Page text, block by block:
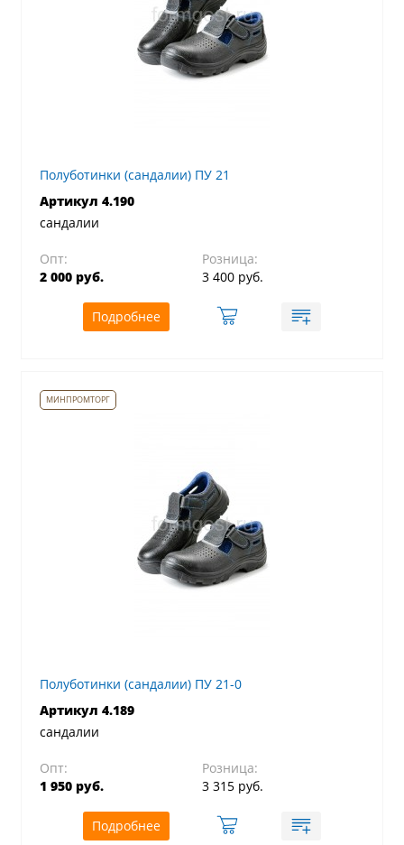
Полуботинки (сандалии) ПУ 21
Артикул 4.190
сандалии
Опт:
2 000 руб.
Розница:
3 400 руб.
Подробнее
Полуботинки (сандалии) ПУ 21-0
Артикул 4.189
сандалии
Опт:
1 950 руб.
Розница:
3 315 руб.
Подробнее